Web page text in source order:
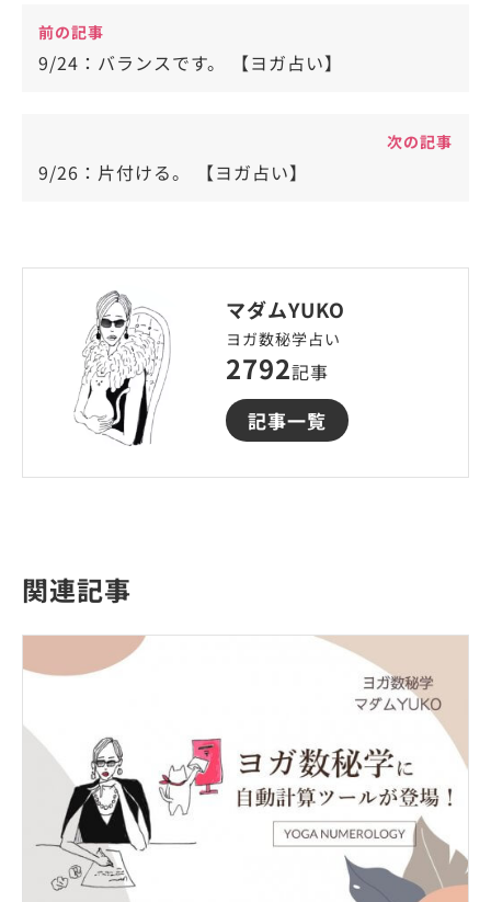
前の記事
9/24：バランスです。 【ヨガ占い】
次の記事
9/26：片付ける。 【ヨガ占い】
マダムYUKO
ヨガ数秘学占い
2792記事
記事一覧
関連記事